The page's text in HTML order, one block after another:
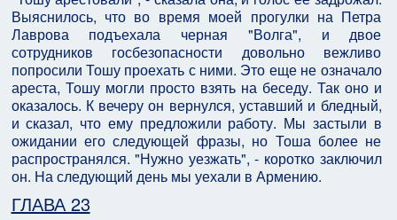
Выяснилось, что во время моей прогулки на Петра
Лаврова подъехала черная "Волга", и двое
сотрудников госбезопасности довольно вежливо
попросили Тошу проехать с ними. Это еще не означало
ареста, Тошу могли просто взять на беседу. Так оно и
оказалось. К вечеру он вернулся, уставший и бледный,
и сказал, что ему предложили работу. Мы застыли в
ожидании его следующей фразы, но Тоша более не
распространялся. "Нужно уезжать", - коротко заключил
он. На следующий день мы уехали в Армению.
ГЛАВА 23